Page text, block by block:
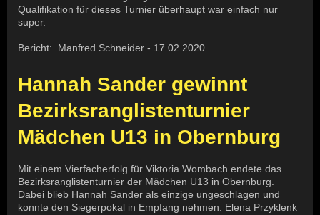
Qualifikation für dieses Turnier überhaupt war einfach nur
super.
Bericht: Manfred Schneider - 17.02.2020
Hannah Sander gewinnt
Bezirksranglistenturnier
Mädchen U13 in Obernburg
Mit einem Vierfacherfolg für Viktoria Wombach endete das
Bezirksranglistenturnier der Mädchen U13 in Obernburg.
Dabei blieb Hannah Sander als einzige ungeschlagen und
konnte den Siegerpokal in Empfang nehmen. Elena Przyklenk